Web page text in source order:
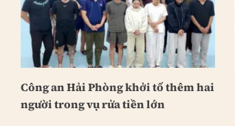
Công an Hải Phòng khởi tố thêm hai
người trong vụ rửa tiền lớn